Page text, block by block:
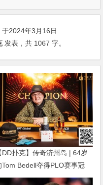
2024年3月16日
发表，共 1067 字。
DD扑克】传奇济州岛 | 64岁
Tom Bedell夺得PLO赛事冠
，国人Shi Ning Dan获亚军